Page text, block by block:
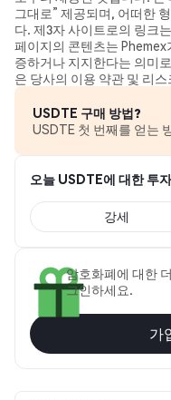
그대로” 제공되며, 어떠한
다. 제3자 사이트로의 링크
페이지의 콘텐츠는
증하거나 지지한다는 의미
은 당사의 이용 약관 및 리
USDTE 구매 방법?
USDTE 첫 번째를 얻는
오늘 USDTE에 대한 투
강세
암호화폐에 대한
그인하세요.
가